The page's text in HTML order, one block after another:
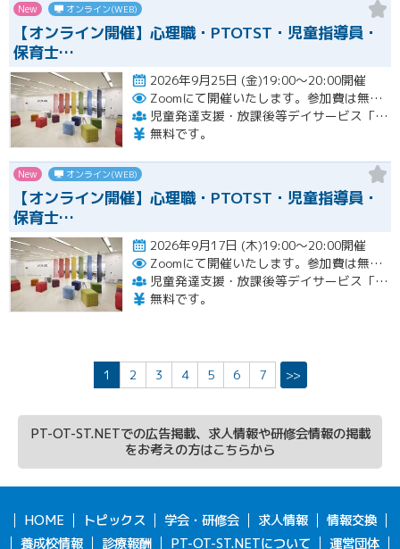
New オンライン(WEB)
【オンライン開催】心理職・PTOTST・児童指導員・
保育士…
2026年9月25日 (金)19:00～20:00開催
Zoomにて開催いたします。参加費は無料です。
児童発達支援・放課後等デイサービス「LITALICOジュニア」
無料です。
New オンライン(WEB)
【オンライン開催】心理職・PTOTST・児童指導員・
保育士…
2026年9月17日 (木)19:00～20:00開催
Zoomにて開催いたします。参加費は無料です。
児童発達支援・放課後等デイサービス「LITALICOジュニア」
無料です。
1 2 3 4 5 6 7 >>
PT-OT-ST.NETでの広告掲載、求人情報や研修会情報の掲載
をお考えの方はこちらから
HOME トピックス 学会・研修会 求人情報
情報交換
養成校情報
診療報酬 PT-OT-ST.NETについて 運営団体